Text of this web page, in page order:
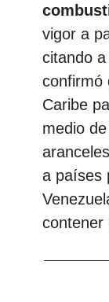
vigor a
citando
confirmó
Caribe
medio
a países
contener